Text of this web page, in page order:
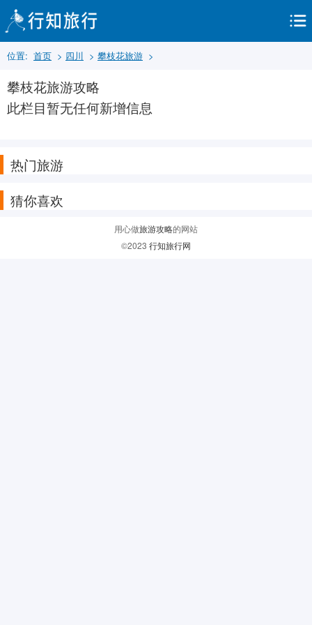
位置: 首页 > 四川 > 攀枝花旅游 >
攀枝花旅游攻略
此栏目暂无任何新增信息
热门旅游
猜你喜欢
用心做旅游攻略的网站
©2023 行知旅行网